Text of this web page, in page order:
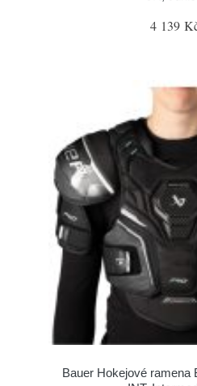
4 139
Bauer Hokejové ramena